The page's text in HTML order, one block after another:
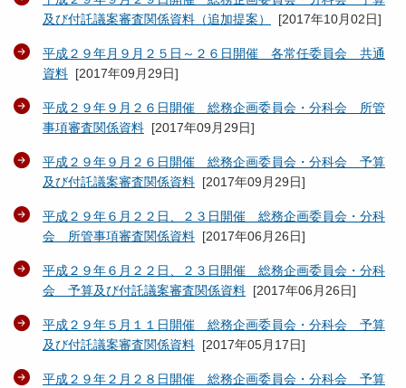
及び付託議案審査関係資料（追加提案）
[2017年10月02日]
平成２９年月９月２５日～２６日開催 各常任委員会 共通
資料 [2017年09月29日]
平成２９年９月２６日開催 総務企画委員会・分科会 所管
事項審査関係資料 [2017年09月29日]
平成２９年９月２６日開催 総務企画委員会・分科会 予算
及び付託議案審査関係資料 [2017年09月29日]
平成２９年６月２２日、２３日開催 総務企画委員会・分科
会 所管事項審査関係資料 [2017年06月26日]
平成２９年６月２２日、２３日開催 総務企画委員会・分科
会 予算及び付託議案審査関係資料 [2017年06月26日]
平成２９年５月１１日開催 総務企画委員会・分科会 予算
及び付託議案審査関係資料 [2017年05月17日]
平成２９年２月２８日開催 総務企画委員会・分科会 予算